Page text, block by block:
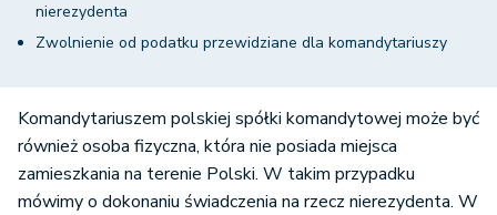
nierezydenta
Zwolnienie od podatku przewidziane dla komandytariuszy
Komandytariuszem polskiej spółki komandytowej może być
również osoba fizyczna, która nie posiada miejsca
zamieszkania na terenie Polski. W takim przypadku
mówimy o dokonaniu świadczenia na rzecz nierezydenta. W